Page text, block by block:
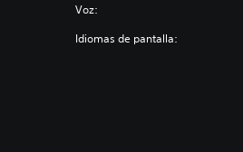
Voz:
Idiomas de pantalla: